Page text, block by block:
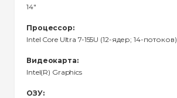
14"
Процессор:
Intel Core Ultra 7-155U (12-ядер; 14-потоков)
Видеокарта:
Intel(R) Graphics
ОЗУ: